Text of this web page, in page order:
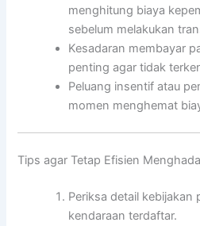
menghitung biaya
sebelum melakukan
Kesadaran membayar
penting agar tidak
Peluang insentif atau
momen menghemat
Tips agar Tetap Efisien
Periksa detail
kendaraan terdaftar.